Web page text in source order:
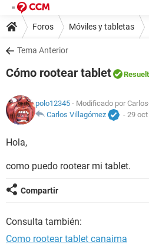
Foros Móviles y tabletas
Tema Anterior
Cómo rootear tablet
polo12345 - Modificado por
Carlos Villagómez
- 29 oct
Hola,
como puedo rootear mi tablet.
Compartir
Consulta también:
Como rootear tablet canaima